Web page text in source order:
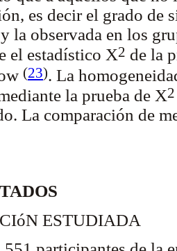
es decir el grado de
la observada en los
el estadístico X2 de la
(23). La
la prueba de X2
La comparación de
ESTUDIADA